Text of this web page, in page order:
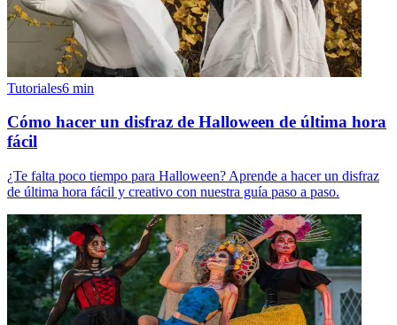
Tutoriales6 min
Cómo hacer un disfraz de Halloween de última hora
fácil
¿Te falta poco tiempo para Halloween? Aprende a hacer un disfraz
de última hora fácil y creativo con nuestra guía paso a paso.